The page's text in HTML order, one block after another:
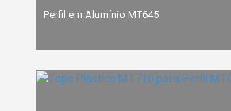
Perfil em Alumínio MT645